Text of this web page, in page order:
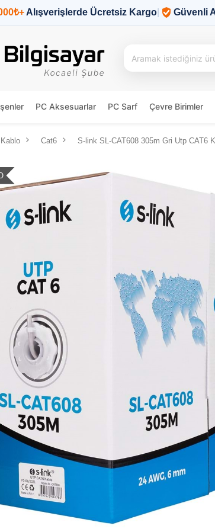
Alışverişlerde Ücretsiz Kargo Güvenli
PC Aksesuarlar PC Sarf Çevre Birimler
Cat6 S-link SL-CAT608 305m Gri Utp CAT6